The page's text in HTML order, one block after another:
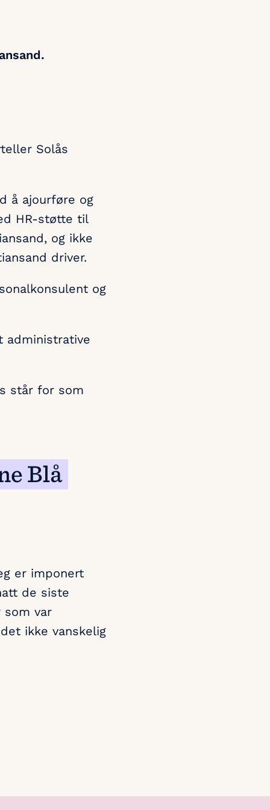
Solås
å ajourføre og
HR-støtte til
og ikke
driver.
og
administrative
står for som
Blå
er imponert
de siste
som var
ikke vanskelig